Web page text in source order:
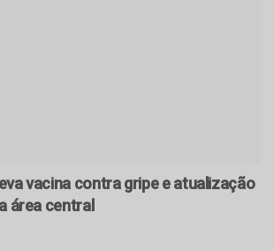
vacina contra gripe e atualização
área central